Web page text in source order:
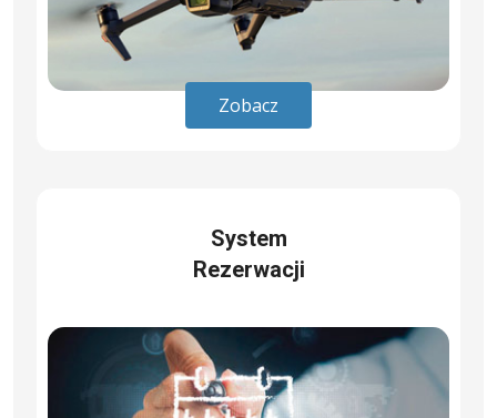
Zobacz
System
Rezerwacji